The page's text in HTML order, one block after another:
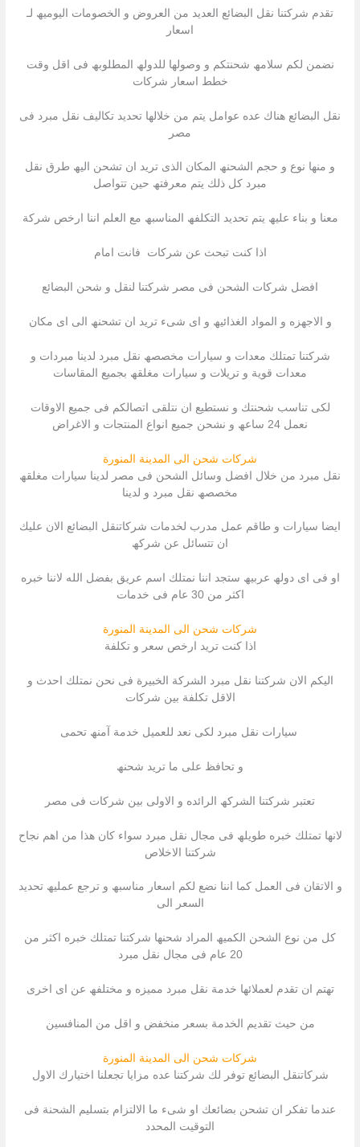
تقدم شركتنا نقل البضائع العدید من العروض و الخصومات الیومیھ لـ
اسعار
نضمن لكم سلامھ شحنتكم و وصولھا للدولھ المطلوبھ فى اقل وقت
خطط اسعار شركات
نقل البضائع ھناك عده عوامل یتم من خلالھا تحدید تكالیف نقل مبرد فى
مصر
و منھا نوع و حجم الشحنھ المكان الذى ترید ان تشحن الیھ طرق نقل
مبرد كل ذلك یتم معرفتھ حین تتواصل
معنا و بناء علیھ یتم تحدید التكلفھ المناسبھ مع العلم اننا ارخص شركة
اذا كنت تبحث عن شركات فانت امام
افضل شركات الشحن فى مصر شركتنا لنقل و شحن البضائع
و الاجھزه و المواد الغذائیھ و اى شىء ترید ان تشحنھ الى اى مكان
شركتنا تمتلك معدات و سیارات مخصصھ نقل مبرد لدینا مبردات و
معدات قویة و تریلات و سیارات مغلقھ بجمیع المقاسات
لكى تناسب شحنتك و نستطیع ان نتلقى اتصالكم فى جمیع الاوقات
نعمل 24 ساعھ و نشحن جمیع انواع المنتجات و الاغراض
شركات شحن الى المدينة المنورة
نقل مبرد من خلال افضل وسائل الشحن فى مصر لدینا سیارات مغلقھ
مخصصھ نقل مبرد و لدینا
ایضا سیارات و طاقم عمل مدرب لخدمات شركاتنقل البضائع الان علیك
ان تتسائل عن شركھ
او فى اى دولھ عربیھ ستجد اننا نمتلك اسم عریق بفضل الله لاننا خبره
اكثر من 30 عام فى خدمات
شركات شحن الى المدينة المنورة
اذا كنت ترید ارخص سعر و تكلفة
الیكم الان شركتنا نقل مبرد الشركة الخبیرة فى نحن نمتلك احدث و
الاقل تكلفة بین شركات
سیارات نقل مبرد لكى نعد للعمیل خدمة آمنھ تحمى
و تحافظ على ما ترید شحنھ
تعتبر شركتنا الشركھ الرائده و الاولى بین شركات فى مصر
لانھا تمتلك خبره طویلھ فى مجال نقل مبرد سواء كان ھذا من اھم نجاح
شركتنا الاخلاص
و الاتقان فى العمل كما اننا نضع لكم اسعار مناسبھ و ترجع عملیھ تحدید
السعر الى
كل من نوع الشحن الكمیھ المراد شحنھا شركتنا تمتلك خبره اكثر من
20 عام فى مجال نقل مبرد
تھتم ان تقدم لعملائھا خدمة نقل مبرد ممیزه و مختلفھ عن اى اخرى
من حیث تقدیم الخدمة بسعر منخفض و اقل من المنافسین
شركات شحن الى المدينة المنورة
شركاتنقل البضائع توفر لك شركتنا عده مزایا تجعلنا اختیارك الاول
عندما تفكر ان تشحن بضائعك او شىء ما الالتزام بتسلیم الشحنة فى
التوقیت المحدد